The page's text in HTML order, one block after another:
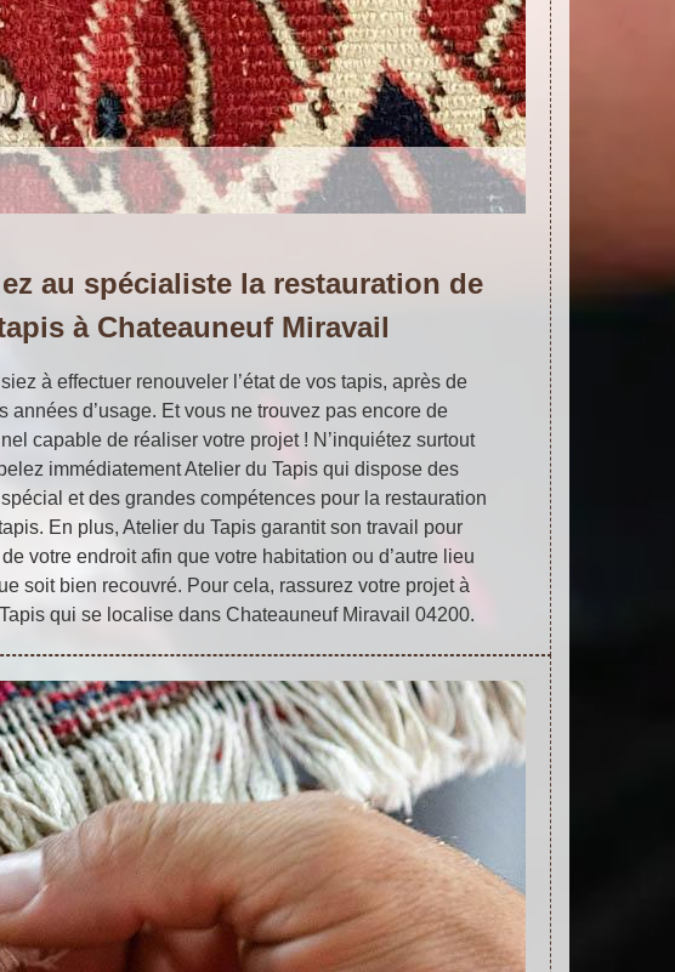
au spécialiste la restauration de
à Chateauneuf Miravail
à effectuer renouveler l’état de vos tapis, après de
années d’usage. Et vous ne trouvez pas encore de
capable de réaliser votre projet ! N’inquiétez surtout
immédiatement Atelier du Tapis qui dispose des
et des grandes compétences pour la restauration
En plus, Atelier du Tapis garantit son travail pour
de votre endroit afin que votre habitation ou d’autre lieu
soit bien recouvré. Pour cela, rassurez votre projet à
qui se localise dans Chateauneuf Miravail 04200.